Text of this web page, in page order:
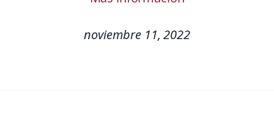
noviembre 11, 2022